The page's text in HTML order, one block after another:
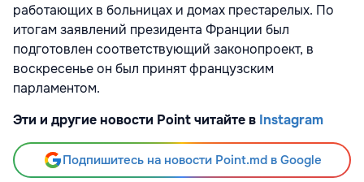
работающих в больницах и домах престарелых. По
итогам заявлений президента Франции был
подготовлен соответствующий законопроект, в
воскресенье он был принят французским
парламентом.
Эти и другие новости Point читайте в Instagram
Подпишитесь на новости Point.md в Google